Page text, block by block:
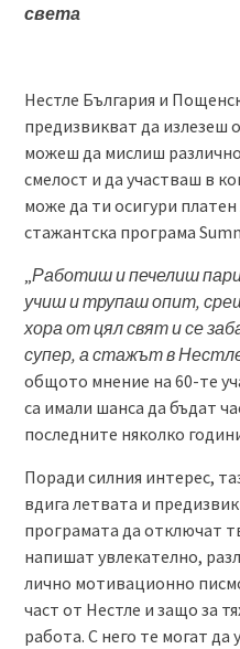
света
Нестле България и
предизвикват да излезеш
можеш да мислиш
смелост и да участваш в
може да ти осигури
стажантска програма
„Работиш и печелиш
учиш и трупаш опит,
хора от цял свят и се
супер, а стажът в
общото мнение на 60-те
са имали шанса да бъдат
последните няколко
Поради силния интерес,
вдига летвата и
програмата да отключат
напишат увлекателно,
лично мотивационно
част от Нестле и защо за
работа. С него те могат да